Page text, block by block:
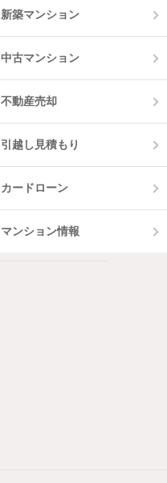
新築マンション
中古マンション
不動産売却
引越し見積もり
カードローン
マンション情報